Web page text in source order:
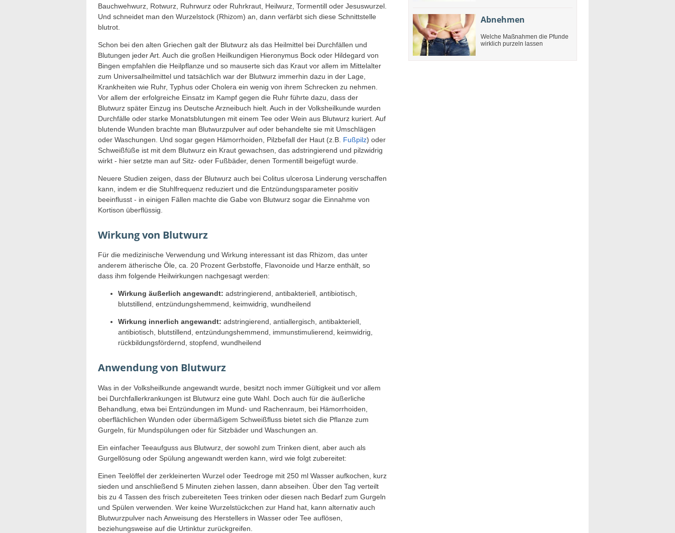
Bauchwehwurz, Rotwurz, Ruhrwurz oder Ruhrkraut, Heilwurz, Tormentill oder Jesuswurzel.
Und schneidet man den Wurzelstock (Rhizom) an, dann verfärbt sich diese Schnittstelle
blutrot.
Schon bei den alten Griechen galt der Blutwurz als das Heilmittel bei Durchfällen und
Blutungen jeder Art. Auch die großen Heilkundigen Hieronymus Bock oder Hildegard von
Bingen empfahlen die Heilpflanze und so mauserte sich das Kraut vor allem im Mittelalter
zum Universalheilmittel und tatsächlich war der Blutwurz immerhin dazu in der Lage,
Krankheiten wie Ruhr, Typhus oder Cholera ein wenig von ihrem Schrecken zu nehmen.
Vor allem der erfolgreiche Einsatz im Kampf gegen die Ruhr führte dazu, dass der
Blutwurz später Einzug ins Deutsche Arzneibuch hielt. Auch in der Volksheilkunde wurden
Durchfälle oder starke Monatsblutungen mit einem Tee oder Wein aus Blutwurz kuriert. Auf
blutende Wunden brachte man Blutwurzpulver auf oder behandelte sie mit Umschlägen
oder Waschungen. Und sogar gegen Hämorrhoiden, Pilzbefall der Haut (z.B. Fußpilz) oder
Schweißfüße ist mit dem Blutwurz ein Kraut gewachsen, das adstringierend und pilzwidrig
wirkt - hier setzte man auf Sitz- oder Fußbäder, denen Tormentill beigefügt wurde.
Neuere Studien zeigen, dass der Blutwurz auch bei Colitus ulcerosa Linderung verschaffen
kann, indem er die Stuhlfrequenz reduziert und die Entzündungsparameter positiv
beeinflusst - in einigen Fällen machte die Gabe von Blutwurz sogar die Einnahme von
Kortison überflüssig.
Wirkung von Blutwurz
Für die medizinische Verwendung und Wirkung interessant ist das Rhizom, das unter
anderem ätherische Öle, ca. 20 Prozent Gerbstoffe, Flavonoide und Harze enthält, so
dass ihm folgende Heilwirkungen nachgesagt werden:
Wirkung äußerlich angewandt: adstringierend, antibakteriell, antibiotisch,
blutstillend, entzündungshemmend, keimwidrig, wundheilend
Wirkung innerlich angewandt: adstringierend, antiallergisch, antibakteriell,
antibiotisch, blutstillend, entzündungshemmend, immunstimulierend, keimwidrig,
rückbildungsfördernd, stopfend, wundheilend
Anwendung von Blutwurz
Was in der Volksheilkunde angewandt wurde, besitzt noch immer Gültigkeit und vor allem
bei Durchfallerkrankungen ist Blutwurz eine gute Wahl. Doch auch für die äußerliche
Behandlung, etwa bei Entzündungen im Mund- und Rachenraum, bei Hämorrhoiden,
oberflächlichen Wunden oder übermäßigem Schweißfluss bietet sich die Pflanze zum
Gurgeln, für Mundspülungen oder für Sitzbäder und Waschungen an.
Ein einfacher Teeaufguss aus Blutwurz, der sowohl zum Trinken dient, aber auch als
Gurgellösung oder Spülung angewandt werden kann, wird wie folgt zubereitet:
Einen Teelöffel der zerkleinerten Wurzel oder Teedroge mit 250 ml Wasser aufkochen, kurz
sieden und anschließend 5 Minuten ziehen lassen, dann abseihen. Über den Tag verteilt
bis zu 4 Tassen des frisch zubereiteten Tees trinken oder diesen nach Bedarf zum Gurgeln
und Spülen verwenden. Wer keine Wurzelstückchen zur Hand hat, kann alternativ auch
Blutwurzpulver nach Anweisung des Herstellers in Wasser oder Tee auflösen,
beziehungsweise auf die Urtinktur zurückgreifen.
Abnehmen
Welche Maßnahmen die Pfunde
wirklich purzeln lassen